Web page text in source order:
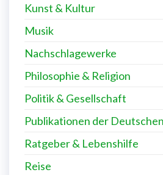
Kunst & Kultur
Musik
Nachschlagewerke
Philosophie & Religion
Politik & Gesellschaft
Publikationen der
Ratgeber & Lebenshilfe
Reise